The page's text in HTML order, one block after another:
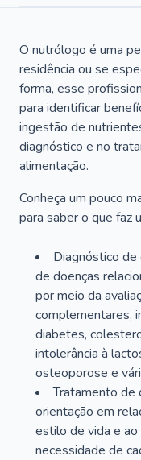
O nutrólogo é uma
residência ou se
forma, esse
para identificar
ingestão de
diagnóstico e no
alimentação.
Conheça um pouco
para saber o que faz
Diagnóstico de
de doenças
por meio da
complementares,
diabetes,
intolerância à
osteoporose e
Tratamento de
orientação em
estilo de vida e
necessidade de